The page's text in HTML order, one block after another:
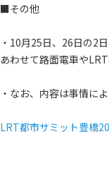
■その他
・10月25日、26日の2
あわせて路面電車や
・なお、内容は事情に
LRT都市サミット豊橋